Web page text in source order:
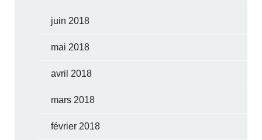
juin 2018
mai 2018
avril 2018
mars 2018
février 2018